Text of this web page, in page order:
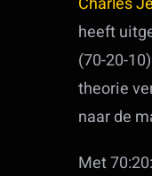
heeft
(70-20-
theorie
naar de
Met